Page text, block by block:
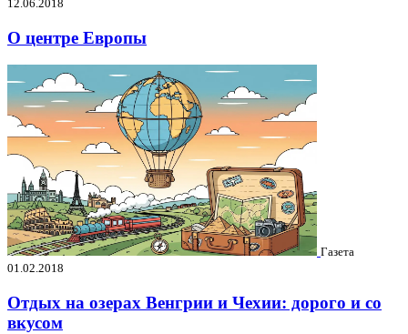
12.06.2018
О центре Европы
Газета
01.02.2018
Отдых на озерах Венгрии и Чехии: дорого и со
вкусом